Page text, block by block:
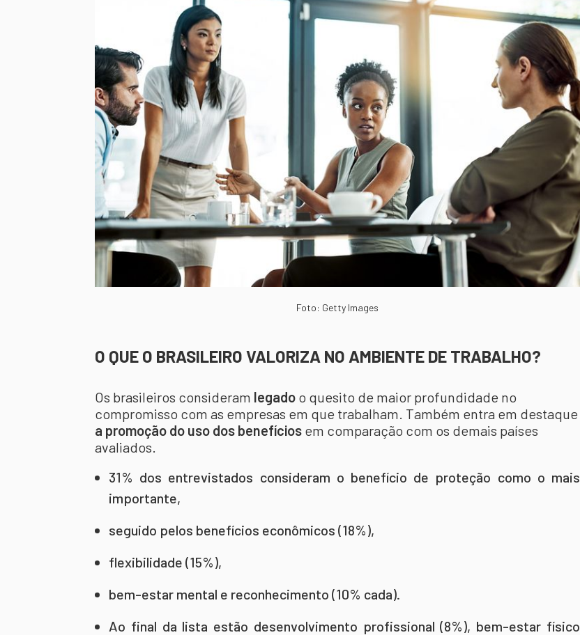
Foto: Getty Images
O QUE O BRASILEIRO VALORIZA NO AMBIENTE DE TRABALHO?
Os brasileiros consideram legado o quesito de maior profundidade no
compromisso com as empresas em que trabalham. Também entra em destaque
a promoção do uso dos benefícios em comparação com os demais países
avaliados.
31% dos entrevistados consideram o benefício de proteção como o mais
importante,
seguido pelos benefícios econômicos (18%),
flexibilidade (15%),
bem-estar mental e reconhecimento (10% cada).
Ao final da lista estão desenvolvimento profissional (8%), bem-estar físico